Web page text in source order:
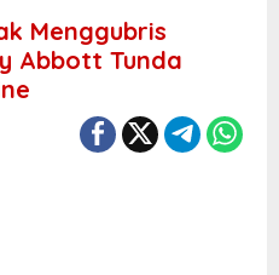
Menggubris
Abbott Tunda